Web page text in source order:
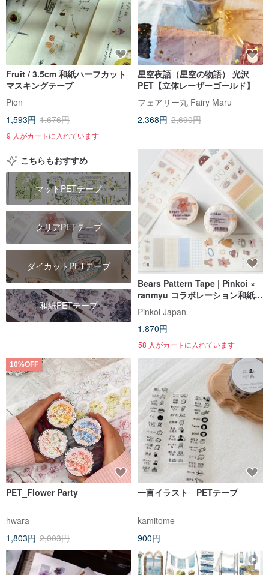
Fruit / 3.5cm 和紙ハーフカット
マスキングテープ
Pion
1,593円 1,676円
9 人がカートに入れています
星空夜語（星空の物語） 光沢
PET【立体レーザーゴールド】
フェアリー丸 Fairy Maru
2,368円 2,690円
こちらもおすすめ
マットPETテープ
クリアPETテープ
ダイカットPETテープ
和紙PETテープ
Bears Pattern Tape | Pinkoi ×
ranmyu コラボレーション和紙テ
ープ
Pinkoi Japan
1,870円
58 人がカートに入れています
10%OFF
PET_Flower Party
hwara
1,803円 2,003円
一言イラスト PETテープ
kamitome
900円